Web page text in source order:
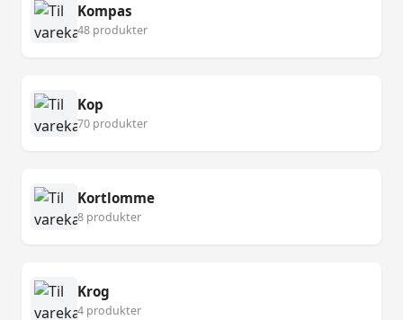
Kompas
48 produkter
Kop
70 produkter
Kortlomme
8 produkter
Krog
4 produkter